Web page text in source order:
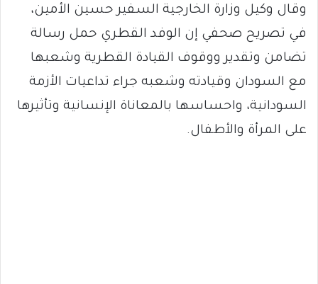
وقال وكيل وزارة الخارجية السفير حسين الأمين،
في تصريح صحفي إن الوفد القطري حمل رسالة
تضامن وتقدير ووقوف القيادة القطرية وشعبها
مع السودان وقيادته وشعبه جراء تداعيات الأزمة
السودانية، واحساسها بالمعاناة الإنسانية وتأثيرها
على المرأة والأطفال.